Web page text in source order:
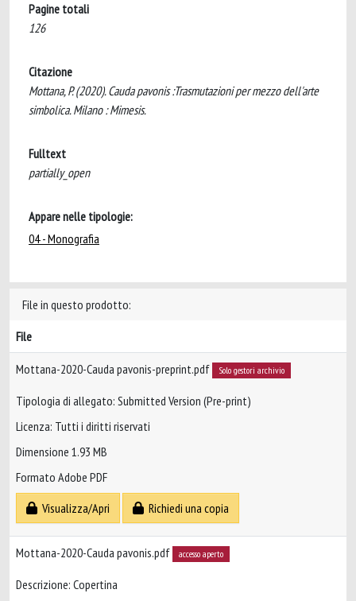
Pagine totali
126
Citazione
Mottana, P. (2020). Cauda pavonis :Trasmutazioni per mezzo dell'arte
simbolica. Milano : Mimesis.
Fulltext
partially_open
Appare nelle tipologie:
04 - Monografia
File in questo prodotto:
File
Mottana-2020-Cauda pavonis-preprint.pdf Solo gestori archivio
Tipologia di allegato: Submitted Version (Pre-print)
Licenza: Tutti i diritti riservati
Dimensione 1.93 MB
Formato Adobe PDF
Visualizza/Apri
Richiedi una copia
Mottana-2020-Cauda pavonis.pdf accesso aperto
Descrizione: Copertina